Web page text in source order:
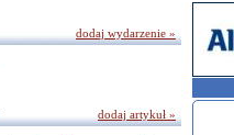
dodaj wydarzenie »
dodaj artykuł »